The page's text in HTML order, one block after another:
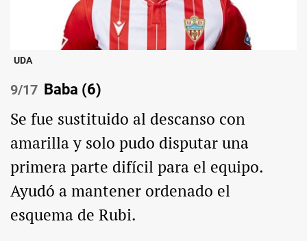
UDA
/17 Baba (6)
Se fue sustituido al descanso con
amarilla y solo pudo disputar una
primera parte difícil para el equipo.
Ayudó a mantener ordenado el
esquema de Rubi.